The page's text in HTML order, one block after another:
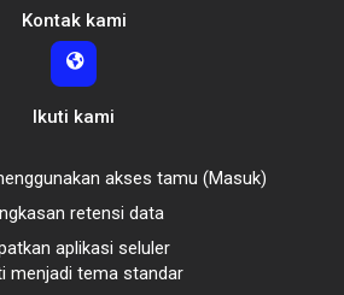
Kontak kami
Ikuti kami
akses tamu (Masuk)
retensi data
aplikasi seluler
menjadi tema standar